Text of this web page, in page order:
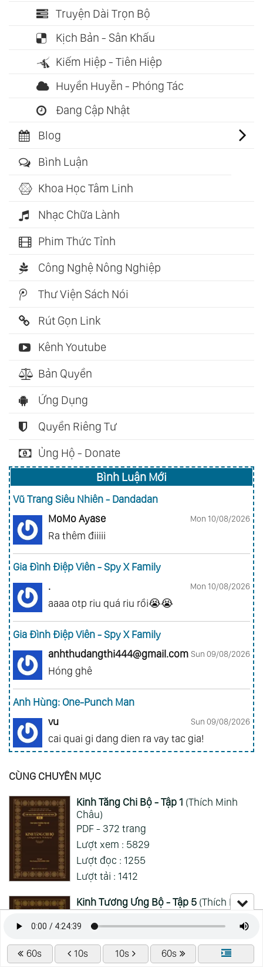
60s 10s 10s 60s
Truyện Dài Trọn Bộ
Kịch Bản - Sân Khấu
Kiếm Hiệp - Tiên Hiệp
Huyền Huyễn - Phóng Tác
Đang Cập Nhật
Blog
Bình Luận
Khoa Học Tâm Linh
Nhạc Chữa Lành
Phim Thức Tỉnh
Công Nghệ Nông Nghiệp
Thư Viện Sách Nói
Rút Gọn Link
Kênh Youtube
Bản Quyền
Ứng Dụng
Quyền Riêng Tư
Ủng Hộ - Donate
Bình Luận Mới
Vũ Trang Siêu Nhiên - Dandadan
MoMo Ayase
Mon 10/08/2026
Ra thêm điiiii
Gia Đình Điệp Viên - Spy X Family
.
Mon 10/08/2026
aaaa otp riu quá riu rồi😭😭
Gia Đình Điệp Viên - Spy X Family
anhthudangthi444@gmail.com Sun 09/08/2026
Hóng ghê
Anh Hùng: One-Punch Man
vu
Sun 09/08/2026
cai quai gi dang dien ra vay tac gia!
Đảo Hải Tặc - One Piece
Nhớ quá nhớ,nhiều lúc muốn côi mà không
xem được phải xem rivew, giờ có cái app này
đọc sướng ghê
Xem Thêm
CÙNG CHUYÊN MỤC
Kinh Tăng Chi Bộ - Tập 1 (Thích Minh
Châu)
PDF - 372 trang
Lượt xem : 5829
Lượt đọc : 1255
Lượt tải : 1412
Kinh Tương Ưng Bộ - Tập 5(Thích Minh
Châu)
PDF - 485 trang
Lượt xem : 3955
Lượt đọc : 955